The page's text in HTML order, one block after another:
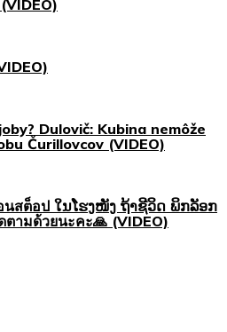
Dulovič: Kubina nemôže
Čurillovcov (VIDEO)
สต็อป ໃນໂຮງໜັງ ຖ້າຊີວິດ ພິກລັອກ
ามด้วยนะคะ🙏 (VIDEO)